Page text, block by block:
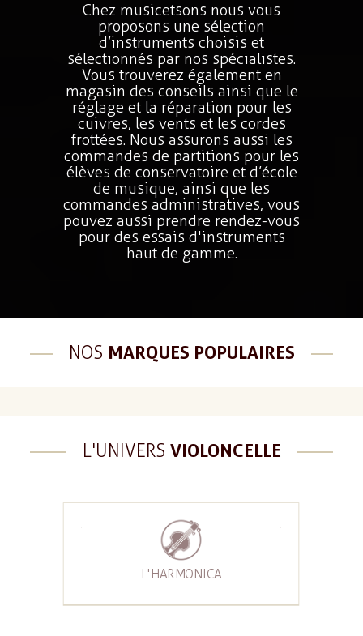
Chez musicetsons nous vous
proposons une sélection
d’instruments choisis et
sélectionnés par nos spécialistes.
Vous trouverez également en
magasin des conseils ainsi que le
réglage et la réparation pour les
cuivres, les vents et les cordes
frottées. Nous assurons aussi les
commandes de partitions pour les
élèves de conservatoire et d’école
de musique, ainsi que les
commandes administratives, vous
pouvez aussi prendre rendez-vous
pour des essais d'instruments
haut de gamme.
NOS MARQUES POPULAIRES
L'UNIVERS VIOLONCELLE
L'HARMONICA